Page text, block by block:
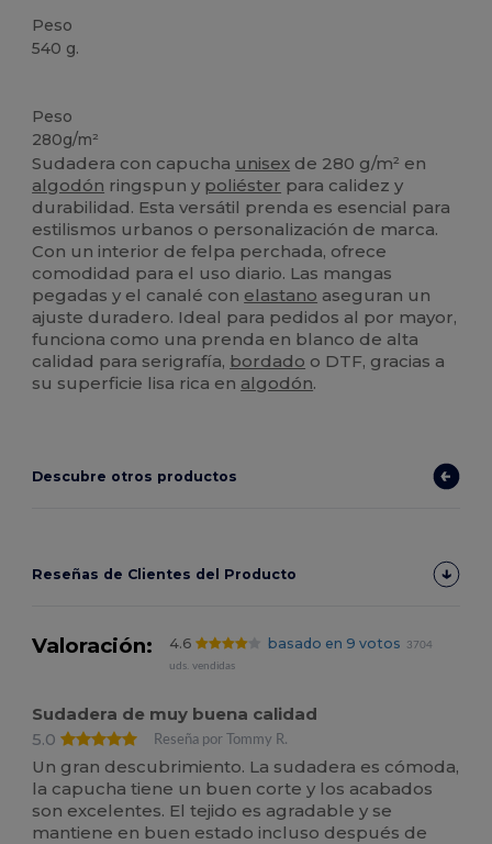
Peso
540 g.
Peso
280g/m²
Sudadera con capucha unisex de 280 g/m² en
algodón ringspun y poliéster para calidez y
durabilidad. Esta versátil prenda es esencial para
estilismos urbanos o personalización de marca.
Con un interior de felpa perchada, ofrece
comodidad para el uso diario. Las mangas
pegadas y el canalé con elastano aseguran un
ajuste duradero. Ideal para pedidos al por mayor,
funciona como una prenda en blanco de alta
calidad para serigrafía, bordado o DTF, gracias a
su superficie lisa rica en algodón.
Descubre otros productos
Reseñas de Clientes del Producto
Valoración: 4.6 basado en 9 votos
3704
uds. vendidas
Sudadera de muy buena calidad
5.0
Reseña por Tommy R.
Un gran descubrimiento. La sudadera es cómoda,
la capucha tiene un buen corte y los acabados
son excelentes. El tejido es agradable y se
mantiene en buen estado incluso después de